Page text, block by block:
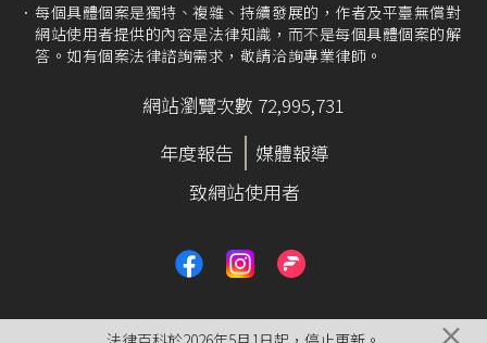
每個具體個案是獨特、複雜、持續發展的，作者及平臺無償對
網站使用者提供的內容是法律知識，而不是每個具體個案的解
答。如有個案法律諮詢需求，敬請洽詢專業律師。
網站瀏覽次數 72,995,731
年度報告
媒體報導
致網站使用者
×